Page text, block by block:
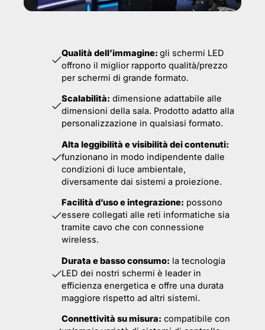
Qualità dell’immagine: gli schermi LED
offrono il miglior rapporto qualità/prezzo
per schermi di grande formato.
Scalabilità: dimensione adattabile alle
dimensioni della sala. Prodotto adatto alla
personalizzazione in qualsiasi formato.
Alta leggibilità e visibilità dei contenuti:
funzionano in modo indipendente dalle
condizioni di luce ambientale,
diversamente dai sistemi a proiezione.
Facilità d’uso e integrazione: possono
essere collegati alle reti informatiche sia
tramite cavo che con connessione
wireless.
Durata e basso consumo: la tecnologia
LED dei nostri schermi è leader in
efficienza energetica e offre una durata
maggiore rispetto ad altri sistemi.
Connettività su misura: compatibile con